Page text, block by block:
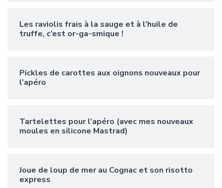
Les raviolis frais à la sauge et à l’huile de
truffe, c’est or-ga-smique !
Pickles de carottes aux oignons nouveaux pour
l’apéro
Tartelettes pour l’apéro (avec mes nouveaux
moules en silicone Mastrad)
Joue de loup de mer au Cognac et son risotto
express